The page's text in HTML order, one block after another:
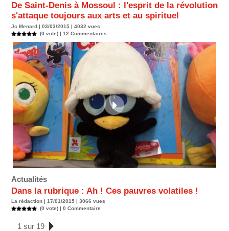
De Saint-Denis à Mossoul : l'esprit de la révolution
s'attaque toujours aux arts et au spirituel
Jc Menard | 03/03/2015 | 4032 vues
(0 vote) | 12 Commentaires
Actualités
Dans la rubrique : Ah ! Ces pauvres volatiles !
La rédaction | 17/01/2015 | 3066 vues
(0 vote) | 0 Commentaire
1 sur 19